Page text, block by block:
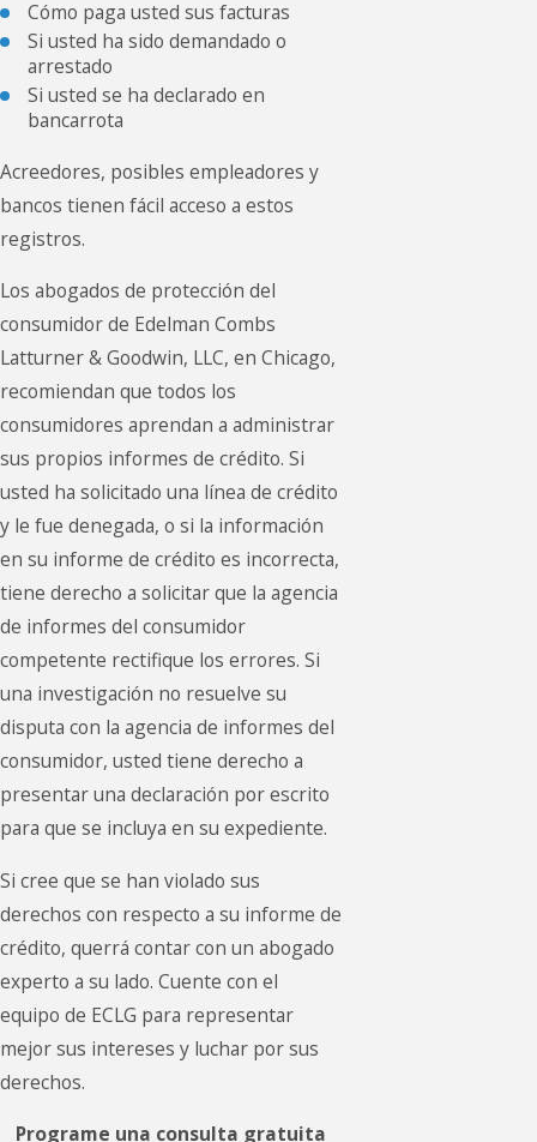
Cómo paga usted sus facturas
Si usted ha sido demandado o
arrestado
Si usted se ha declarado en
bancarrota
Acreedores, posibles empleadores y
bancos tienen fácil acceso a estos
registros.
Los abogados de protección del
consumidor de Edelman Combs
Latturner & Goodwin, LLC, en Chicago,
recomiendan que todos los
consumidores aprendan a administrar
sus propios informes de crédito. Si
usted ha solicitado una línea de crédito
y le fue denegada, o si la información
en su informe de crédito es incorrecta,
tiene derecho a solicitar que la agencia
de informes del consumidor
competente rectifique los errores. Si
una investigación no resuelve su
disputa con la agencia de informes del
consumidor, usted tiene derecho a
presentar una declaración por escrito
para que se incluya en su expediente.
Si cree que se han violado sus
derechos con respecto a su informe de
crédito, querrá contar con un abogado
experto a su lado. Cuente con el
equipo de ECLG para representar
mejor sus intereses y luchar por sus
derechos.
Programe una consulta gratuita